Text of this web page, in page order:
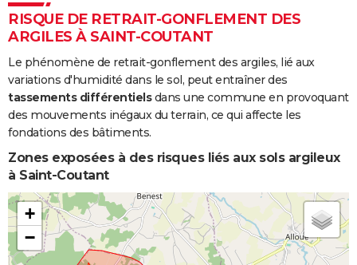
RISQUE DE RETRAIT-GONFLEMENT DES
ARGILES À SAINT-COUTANT
Le phénomène de retrait-gonflement des argiles, lié aux
variations d'humidité dans le sol, peut entraîner des
tassements différentielsdans une commune en provoquant
des mouvements inégaux du terrain, ce qui affecte les
fondations des bâtiments.
Zones exposées à des risques liés aux sols argileux
à Saint-Coutant
+
−